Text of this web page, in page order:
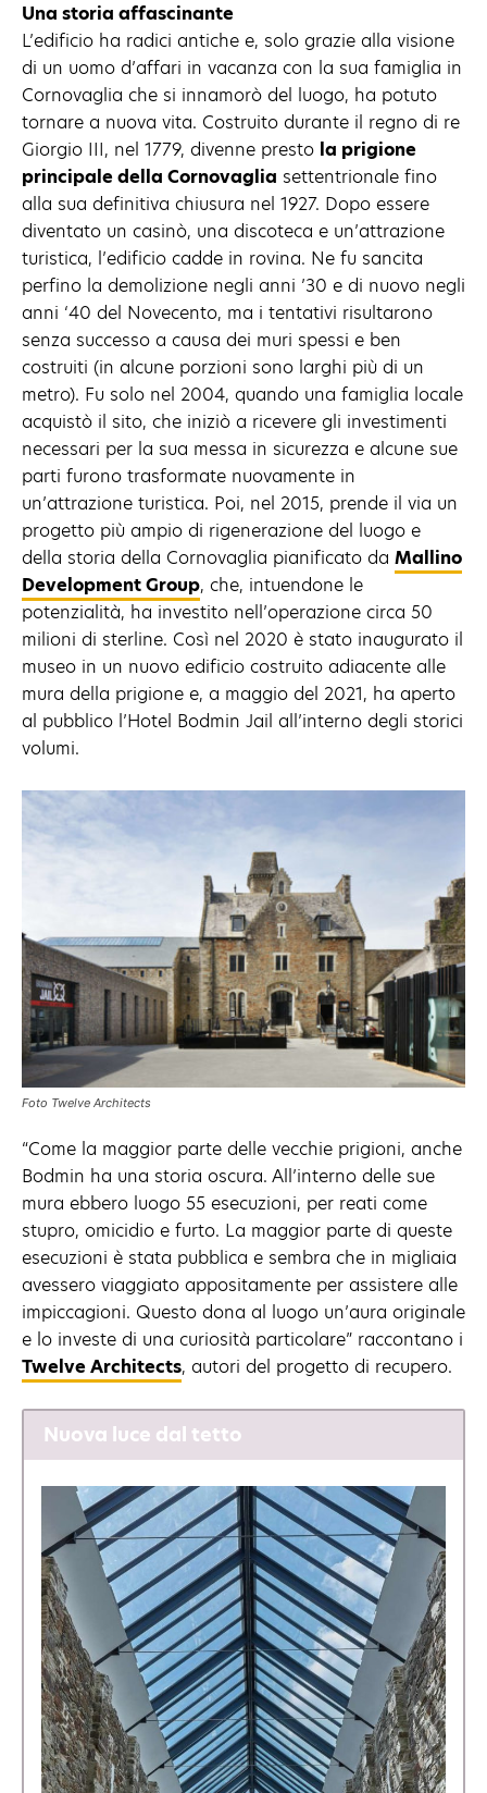
Una storia affascinante
L’edificio ha radici antiche e, solo grazie alla visione
di un uomo d’affari in vacanza con la sua famiglia in
Cornovaglia che si innamorò del luogo, ha potuto
tornare a nuova vita. Costruito durante il regno di re
Giorgio III, nel 1779, divenne presto la prigione
principale della Cornovaglia settentrionale fino
alla sua definitiva chiusura nel 1927. Dopo essere
diventato un casinò, una discoteca e un’attrazione
turistica, l’edificio cadde in rovina. Ne fu sancita
perfino la demolizione negli anni ’30 e di nuovo negli
anni ‘40 del Novecento, ma i tentativi risultarono
senza successo a causa dei muri spessi e ben
costruiti (in alcune porzioni sono larghi più di un
metro). Fu solo nel 2004, quando una famiglia locale
acquistò il sito, che iniziò a ricevere gli investimenti
necessari per la sua messa in sicurezza e alcune sue
parti furono trasformate nuovamente in
un’attrazione turistica. Poi, nel 2015, prende il via un
progetto più ampio di rigenerazione del luogo e
della storia della Cornovaglia pianificato da Mallino
Development Group, che, intuendone le
potenzialità, ha investito nell’operazione circa 50
milioni di sterline. Così nel 2020 è stato inaugurato il
museo in un nuovo edificio costruito adiacente alle
mura della prigione e, a maggio del 2021, ha aperto
al pubblico l’Hotel Bodmin Jail all’interno degli storici
volumi.
Foto Twelve Architects
“Come la maggior parte delle vecchie prigioni, anche
Bodmin ha una storia oscura. All’interno delle sue
mura ebbero luogo 55 esecuzioni, per reati come
stupro, omicidio e furto. La maggior parte di queste
esecuzioni è stata pubblica e sembra che in migliaia
avessero viaggiato appositamente per assistere alle
impiccagioni. Questo dona al luogo un’aura originale
e lo investe di una curiosità particolare” raccontano i
Twelve Architects, autori del progetto di recupero.
Nuova luce dal tetto